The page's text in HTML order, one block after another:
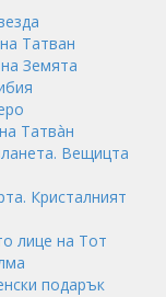
Татван
Земята
Татвàн
Вещицта
Кристалният
лице на Тот
подарък